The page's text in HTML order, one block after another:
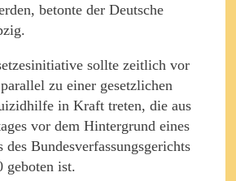
betonte der Deutsche
sollte zeitlich vor
zu einer gesetzlichen
in Kraft treten, die aus
vor dem Hintergrund eines
des Bundesverfassungsgerichts
geboten ist.